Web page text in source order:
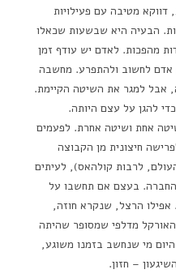
דווקא מטיבה עם פעילויות
הבעיה היא שבשעות שכאלו
מהפכות. לאדם יש עודף זמן
אדם לחשוב ולהתפרע. מחשבה
אבל למגר את השיטה הקיימת.
להגן על עצם היותה.
אחת ושיטה אחרת. לפעמים
חיצונית מן הקבוצה
לרבות קולהאס), לעיתים
החברה. בעצם אם תחשבו על
הרצל, שנקרא חוזה,
מדלפי שמסופר שהיתה
מי שנחשב בזמנו משוגע,
– חזון.